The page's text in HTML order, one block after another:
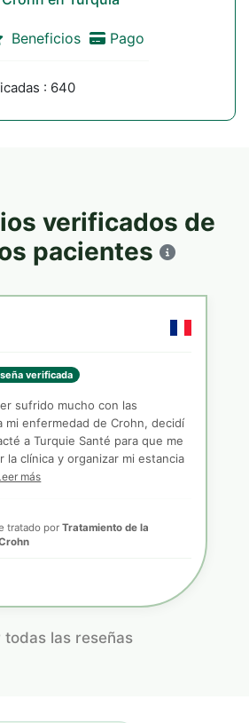
Beneficios Pago
: 640
verificados de
pacientes
verificada
sufrido mucho con las
mi enfermedad de Crohn, decidí
a Turquie Santé para que me
la clínica y organizar mi estancia
más
tratado porTratamiento de la
todas las reseñas